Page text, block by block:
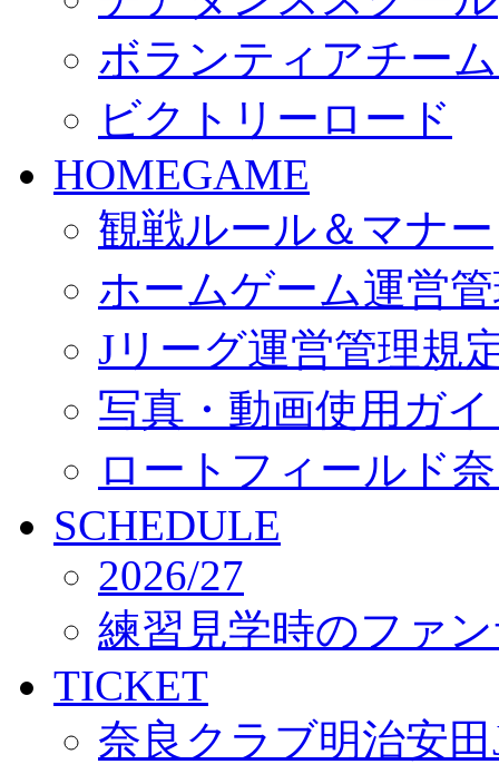
ボランティアチー
ビクトリーロード
HOMEGAME
観戦ルール＆マナー
ホームゲーム運営
Jリーグ運営管理規
写真・動画使用ガ
ロートフィールド
SCHEDULE
2026/27
練習見学時のファ
TICKET
奈良クラブ明治安